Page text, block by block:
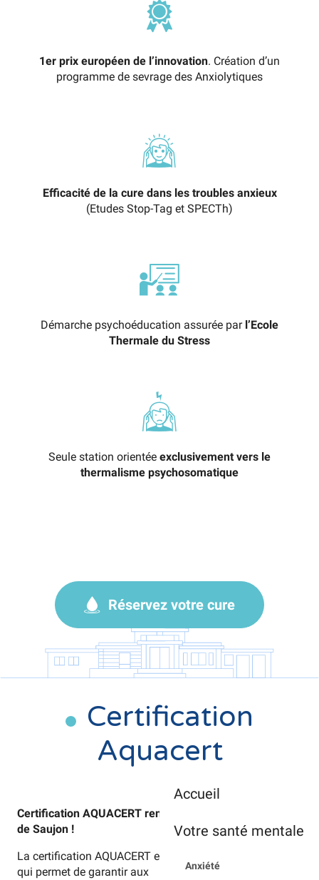
Accueil
Votre santé mentale
Anxiété
1er prix européen de l’innovation. Création d’un
programme de sevrage des Anxiolytiques
Efficacité de la cure dans les troubles anxieux
(Etudes Stop-Tag et SPECTh)
Démarche psychoéducation assurée par l’Ecole
Thermale du Stress
Seule station orientée exclusivement vers le
thermalisme psychosomatique
Réservez votre cure
Certification
Aquacert
Certification AQUACERT renouvelée pour les Thermes
de Saujon !
La certification AQUACERT est une démarche volontaire
qui permet de garantir aux